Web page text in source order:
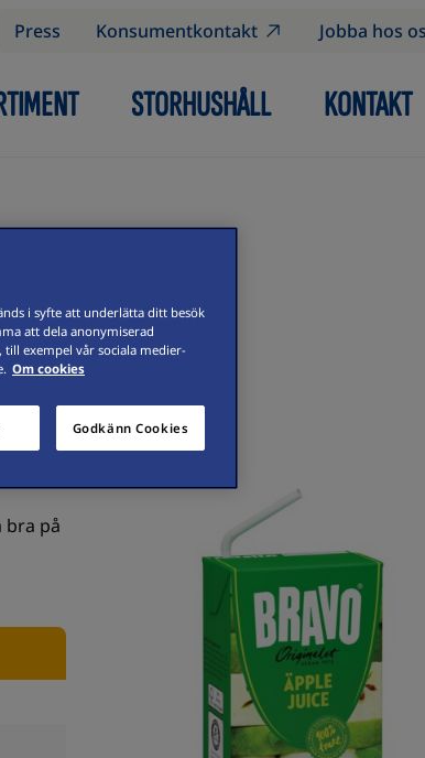
Press Konsumentkontakt Jobba hos
STORHUSHÅLL KONTAKT
är
bra på
i syfte att underlätta ditt besök
att dela anonymiserad
exempel vår sociala medier-
Om cookies
Godkänn Cookies